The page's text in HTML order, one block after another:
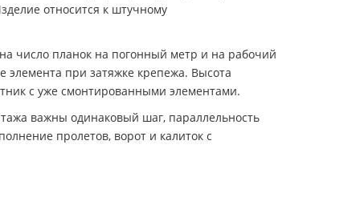
относится к штучному
число планок на погонный метр и на рабочий
элемента при затяжке крепежа. Высота
с уже смонтированными элементами.
важны одинаковый шаг, параллельность
пролетов, ворот и калиток с